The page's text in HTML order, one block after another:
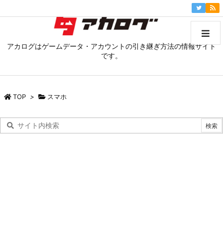
アカログはゲームデータ・アカウントの引き継ぎ方法の情報サイト
です。
TOP > スマホ